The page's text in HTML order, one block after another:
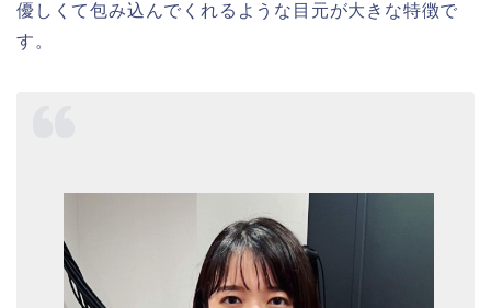
優しくて包み込んでくれるような目元が大きな特徴で
す。